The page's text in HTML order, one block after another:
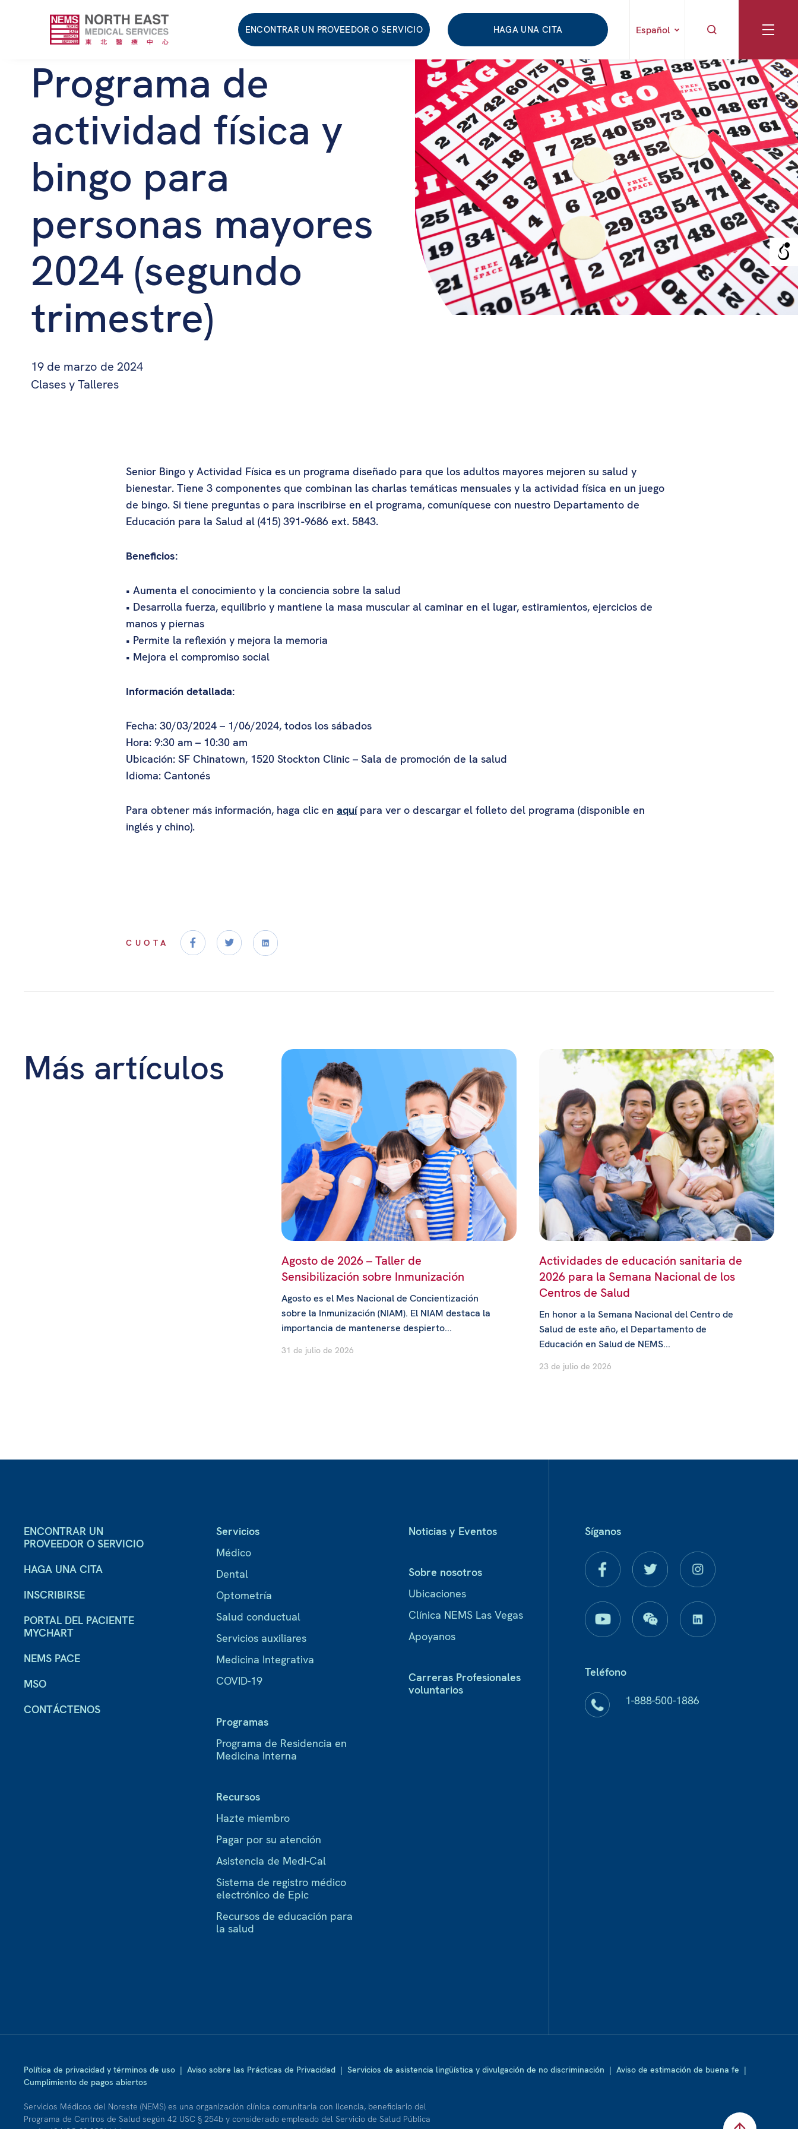
ENCONTRAR UN PROVEEDOR O SERVICIO HAGA UNA CITA Español
Programa de
actividad física y
bingo para
personas mayores
2024 (segundo
trimestre)
19 de marzo de 2024
Clases y Talleres
Senior Bingo y Actividad Física es un programa diseñado para que los adultos mayores mejoren su salud y
bienestar. Tiene 3 componentes que combinan las charlas temáticas mensuales y la actividad física en un juego
de bingo. Si tiene preguntas o para inscribirse en el programa, comuníquese con nuestro Departamento de
Educación para la Salud al (415) 391-9686 ext. 5843.
Beneficios:
• Aumenta el conocimiento y la conciencia sobre la salud
• Desarrolla fuerza, equilibrio y mantiene la masa muscular al caminar en el lugar, estiramientos, ejercicios de
manos y piernas
• Permite la reflexión y mejora la memoria
• Mejora el compromiso social
Información detallada:
Fecha: 30/03/2024 – 1/06/2024, todos los sábados
Hora: 9:30 am – 10:30 am
Ubicación: SF Chinatown, 1520 Stockton Clinic – Sala de promoción de la salud
Idioma: Cantonés
Para obtener más información, haga clic en aquípara ver o descargar el folleto del programa (disponible en
inglés y chino).
CUOTA
Más artículos
Agosto de 2026 – Taller de
Sensibilización sobre Inmunización
Agosto es el Mes Nacional de Concientización
sobre la Inmunización (NIAM). El NIAM destaca la
importancia de mantenerse despierto...
31 de julio de 2026
Actividades de educación sanitaria de
2026 para la Semana Nacional de los
Centros de Salud
En honor a la Semana Nacional del Centro de
Salud de este año, el Departamento de
Educación en Salud de NEMS...
23 de julio de 2026
ENCONTRAR UN
PROVEEDOR O SERVICIO
HAGA UNA CITA
INSCRIBIRSE
PORTAL DEL PACIENTE
MYCHART
NEMS PACE
MSO
CONTÁCTENOS
Servicios
Médico
Dental
Optometría
Salud conductual
Servicios auxiliares
Medicina Integrativa
COVID-19
Programas
Programa de Residencia en
Medicina Interna
Recursos
Hazte miembro
Pagar por su atención
Asistencia de Medi-Cal
Sistema de registro médico
electrónico de Epic
Recursos de educación para
la salud
Noticias y Eventos
Sobre nosotros
Ubicaciones
Clínica NEMS Las Vegas
Apoyanos
Carreras Profesionales
voluntarios
Síganos
Teléfono
1-888-500-1886
Política de privacidad y términos de uso | Aviso sobre las Prácticas de Privacidad | Servicios de asistencia lingüística y divulgación de no discriminación | Aviso de estimación de buena fe |
Cumplimiento de pagos abiertos
Servicios Médicos del Noreste (NEMS) es una organización clínica comunitaria con licencia, beneficiario del
Programa de Centros de Salud según 42 USC § 254b y considerado empleado del Servicio de Salud Pública